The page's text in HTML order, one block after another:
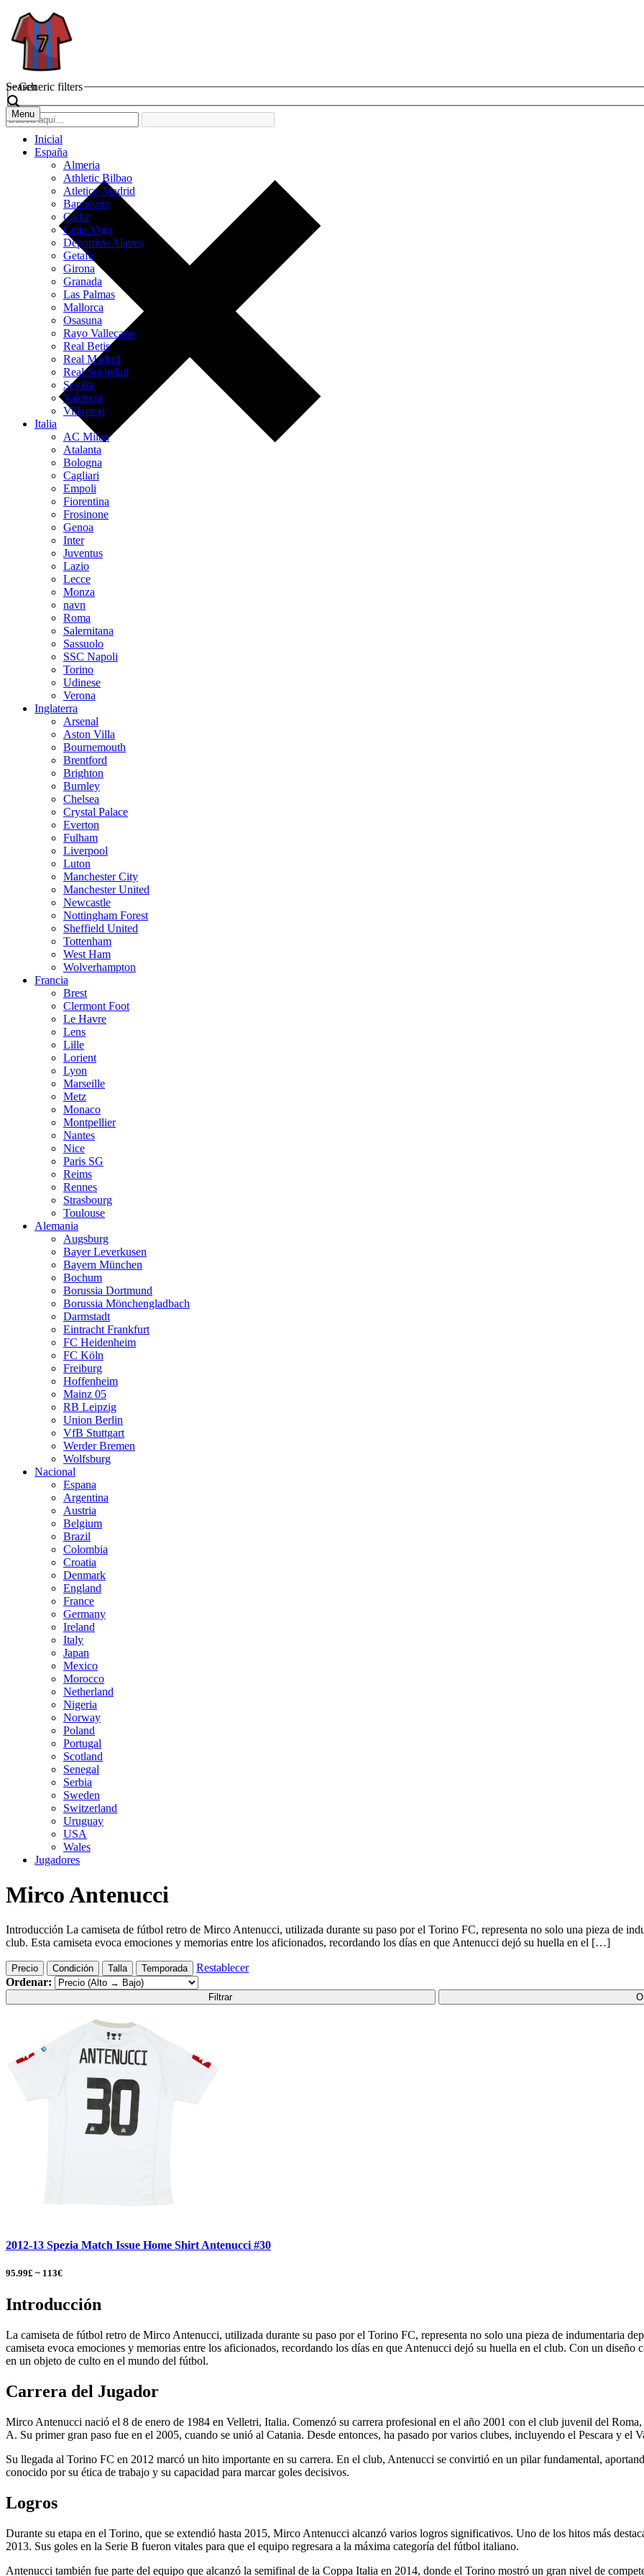
Search
Generic filters
Menu
Inicial
España
Almeria
Athletic Bilbao
Atletico Madrid
Barcelona
Cadiz
Celta Vigo
Deportivo Alaves
Getafe
Girona
Granada
Las Palmas
Mallorca
Osasuna
Rayo Vallecano
Real Betis
Real Madrid
Real Sociedad
Sevilla
Valencia
Villarreal
Italia
AC Milan
Atalanta
Bologna
Cagliari
Empoli
Fiorentina
Frosinone
Genoa
Inter
Juventus
Lazio
Lecce
Monza
navn
Roma
Salernitana
Sassuolo
SSC Napoli
Torino
Udinese
Verona
Inglaterra
Arsenal
Aston Villa
Bournemouth
Brentford
Brighton
Burnley
Chelsea
Crystal Palace
Everton
Fulham
Liverpool
Luton
Manchester City
Manchester United
Newcastle
Nottingham Forest
Sheffield United
Tottenham
West Ham
Wolverhampton
Francia
Brest
Clermont Foot
Le Havre
Lens
Lille
Lorient
Lyon
Marseille
Metz
Monaco
Montpellier
Nantes
Nice
Paris SG
Reims
Rennes
Strasbourg
Toulouse
Alemania
Augsburg
Bayer Leverkusen
Bayern München
Bochum
Borussia Dortmund
Borussia Mönchengladbach
Darmstadt
Eintracht Frankfurt
FC Heidenheim
FC Köln
Freiburg
Hoffenheim
Mainz 05
RB Leipzig
Union Berlin
VfB Stuttgart
Werder Bremen
Wolfsburg
Nacional
Espana
Argentina
Austria
Belgium
Brazil
Colombia
Croatia
Denmark
England
France
Germany
Ireland
Italy
Japan
Mexico
Morocco
Netherland
Nigeria
Norway
Poland
Portugal
Scotland
Senegal
Serbia
Sweden
Switzerland
Uruguay
USA
Wales
Jugadores
Mirco Antenucci
Introducción La camiseta de fútbol retro de Mirco Antenucci, utilizada durante su paso por el Torino FC, representa no solo una pieza de
club. Esta camiseta evoca emociones y memorias entre los aficionados, recordando los días en que Antenucci dejó su huella en el […]
Precio Condición Talla Temporada
Restablecer
Ordenar:
Filtrar
2012-13 Spezia Match Issue Home Shirt Antenucci #30
95.99£ ~ 113€
Introducción
La camiseta de fútbol retro de Mirco Antenucci, utilizada durante su paso por el Torino FC, representa no solo una pieza de indumentaria
camiseta evoca emociones y memorias entre los aficionados, recordando los días en que Antenucci dejó su huella en el club. Con un
en un objeto de culto en el mundo del fútbol.
Carrera del Jugador
Mirco Antenucci nació el 8 de enero de 1984 en Velletri, Italia. Comenzó su carrera profesional en el año 2001 con el club juvenil del
A. Su primer gran paso fue en el 2005, cuando se unió al Catania. Desde entonces, ha pasado por varios clubes, incluyendo el Pescara y el
Su llegada al Torino FC en 2012 marcó un hito importante en su carrera. En el club, Antenucci se convirtió en un pilar fundamental,
conocido por su ética de trabajo y su capacidad para marcar goles decisivos.
Logros
Durante su etapa en el Torino, que se extendió hasta 2015, Mirco Antenucci alcanzó varios logros significativos. Uno de los hitos más
2013. Sus goles en la Serie B fueron vitales para que el equipo regresara a la máxima categoría del fútbol italiano.
Antenucci también fue parte del equipo que alcanzó la semifinal de la Coppa Italia en 2014, donde el Torino mostró un gran nivel de